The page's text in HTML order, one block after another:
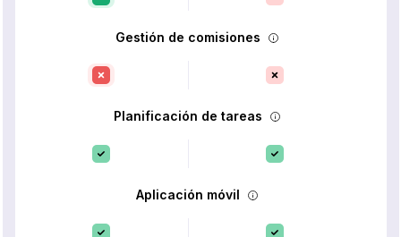
Gestión de comisiones
Planificación de tareas
Aplicación móvil